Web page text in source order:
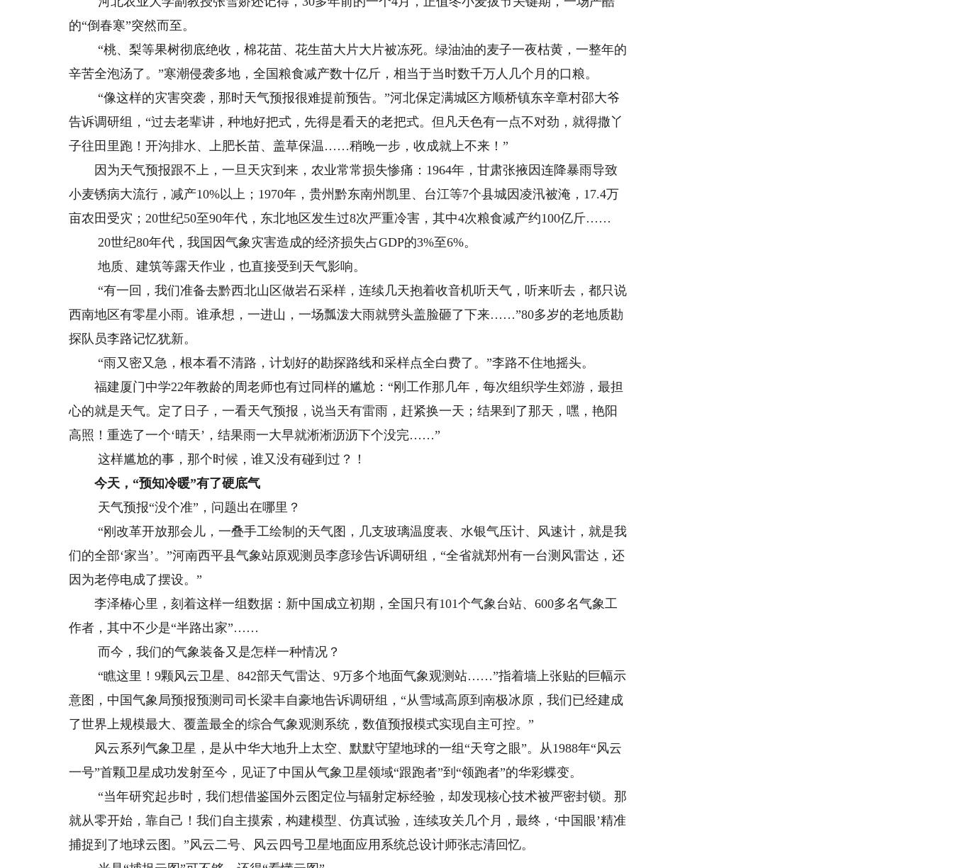
的“倒春寒”突然而至。
“桃、梨等果树彻底绝收，棉花苗、花生苗大片大片被冻死。绿油油的麦子一夜枯黄，一整年的
辛苦全泡汤了。”寒潮侵袭多地，全国粮食减产数十亿斤，相当于当时数千万人几个月的口粮。
“像这样的灾害突袭，那时天气预报很难提前预告。”河北保定满城区方顺桥镇东辛章村邵大爷
告诉调研组，“过去老辈讲，种地好把式，先得是看天的老把式。但凡天色有一点不对劲，就得撒丫
子往田里跑！开沟排水、上肥长苗、盖草保温……稍晚一步，收成就上不来！”
因为天气预报跟不上，一旦天灾到来，农业常常损失惨痛：1964年，甘肃张掖因连降暴雨导致
小麦锈病大流行，减产10%以上；1970年，贵州黔东南州凯里、台江等7个县城因凌汛被淹，17.4万
亩农田受灾；20世纪50至90年代，东北地区发生过8次严重冷害，其中4次粮食减产约100亿斤……
20世纪80年代，我国因气象灾害造成的经济损失占GDP的3%至6%。
地质、建筑等露天作业，也直接受到天气影响。
“有一回，我们准备去黔西北山区做岩石采样，连续几天抱着收音机听天气，听来听去，都只说
西南地区有零星小雨。谁承想，一进山，一场瓢泼大雨就劈头盖脸砸了下来……”80多岁的老地质勘
探队员李路记忆犹新。
“雨又密又急，根本看不清路，计划好的勘探路线和采样点全白费了。”李路不住地摇头。
福建厦门中学22年教龄的周老师也有过同样的尴尬：“刚工作那几年，每次组织学生郊游，最担
心的就是天气。定了日子，一看天气预报，说当天有雷雨，赶紧换一天；结果到了那天，嘿，艳阳
高照！重选了一个‘晴天’，结果雨一大早就淅淅沥沥下个没完……”
这样尴尬的事，那个时候，谁又没有碰到过？！
今天，“预知冷暖”有了硬底气
天气预报“没个准”，问题出在哪里？
“刚改革开放那会儿，一叠手工绘制的天气图，几支玻璃温度表、水银气压计、风速计，就是我
们的全部‘家当’。”河南西平县气象站原观测员李彦珍告诉调研组，“全省就郑州有一台测风雷达，还
因为老停电成了摆设。”
李泽椿心里，刻着这样一组数据：新中国成立初期，全国只有101个气象台站、600多名气象工
作者，其中不少是“半路出家”……
而今，我们的气象装备又是怎样一种情况？
“瞧这里！9颗风云卫星、842部天气雷达、9万多个地面气象观测站……”指着墙上张贴的巨幅示
意图，中国气象局预报预测司司长梁丰自豪地告诉调研组，“从雪域高原到南极冰原，我们已经建成
了世界上规模最大、覆盖最全的综合气象观测系统，数值预报模式实现自主可控。”
风云系列气象卫星，是从中华大地升上太空、默默守望地球的一组“天穹之眼”。从1988年“风云
一号”首颗卫星成功发射至今，见证了中国从气象卫星领域“跟跑者”到“领跑者”的华彩蝶变。
“当年研究起步时，我们想借鉴国外云图定位与辐射定标经验，却发现核心技术被严密封锁。那
就从零开始，靠自己！我们自主摸索，构建模型、仿真试验，连续攻关几个月，最终，‘中国眼’精准
捕捉到了地球云图。”风云二号、风云四号卫星地面应用系统总设计师张志清回忆。